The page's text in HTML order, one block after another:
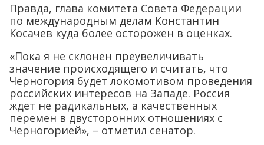
Правда, глава комитета Совета Федерации
по международным делам Константин
Косачев куда более осторожен в оценках.
«Пока я не склонен преувеличивать
значение происходящего и считать, что
Черногория будет локомотивом проведения
российских интересов на Западе. Россия
ждет не радикальных, а качественных
перемен в двусторонних отношениях с
Черногорией», – отметил сенатор.